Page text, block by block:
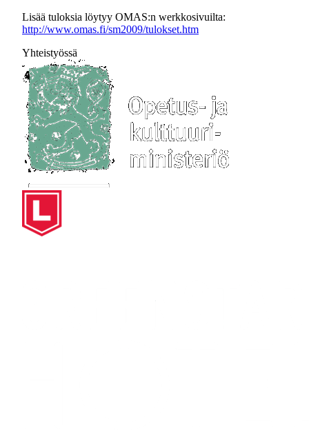
Lisää tuloksia löytyy OMAS:n werkkosivuilta:
http://www.omas.fi/sm2009/tulokset.htm
Yhteistyössä